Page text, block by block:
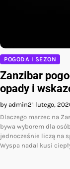
POGODA I SEZON
Zanzibar
opady i
by admin21 lutego,
Dlaczego marzec na
bywa wyborem dla
jednocześnie liczą na
Wyspa nadal kusi